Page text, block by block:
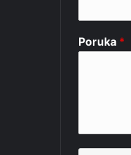
Poruka *